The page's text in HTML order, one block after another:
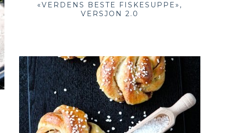
«VERDENS BESTE FISKESUPPE»,
VERSJON 2.0